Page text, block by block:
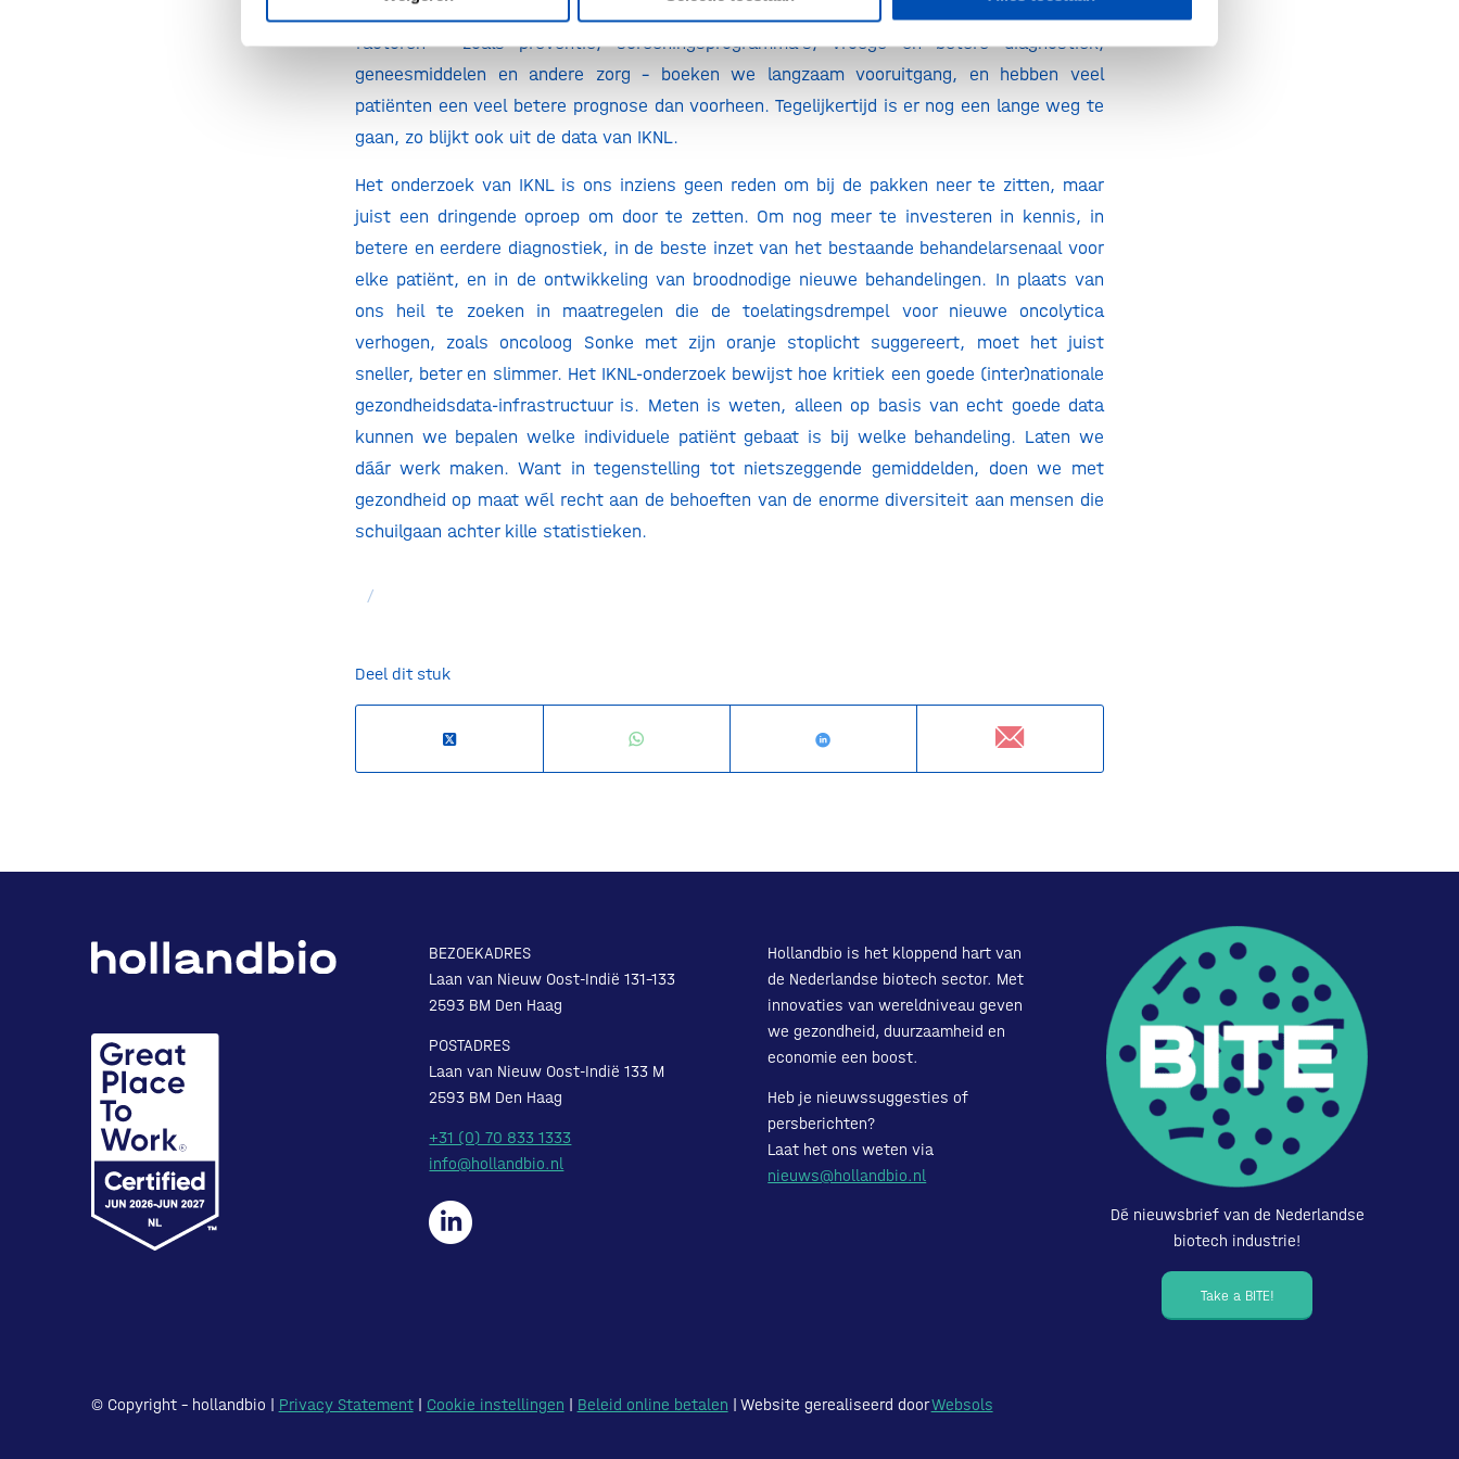
Dan ben je op de goede weg, toch? Zo is het ook met kanker. Dankzij een veelheid aan
factoren – zoals preventie, screeningsprogramma’s, vroege en betere diagnostiek,
geneesmiddelen en andere zorg – boeken we langzaam vooruitgang, en hebben veel
patiënten een veel betere prognose dan voorheen. Tegelijkertijd is er nog een lange weg te
gaan, zo blijkt ook uit de data van IKNL.
Het onderzoek van IKNL is ons inziens geen reden om bij de pakken neer te zitten, maar
juist een dringende oproep om door te zetten. Om nog meer te investeren in kennis, in
betere en eerdere diagnostiek, in de beste inzet van het bestaande behandelarsenaal voor
elke patiënt, en in de ontwikkeling van broodnodige nieuwe behandelingen. In plaats van
ons heil te zoeken in maatregelen die de toelatingsdrempel voor nieuwe oncolytica
verhogen, zoals oncoloog Sonke met zijn oranje stoplicht suggereert, moet het juist
sneller, beter en slimmer. Het IKNL-onderzoek bewijst hoe kritiek een goede (inter)nationale
gezondheidsdata-infrastructuur is. Meten is weten, alleen op basis van echt goede data
kunnen we bepalen welke individuele patiënt gebaat is bij welke behandeling. Laten we
dáár werk maken. Want in tegenstelling tot nietszeggende gemiddelden, doen we met
gezondheid op maat wél recht aan de behoeften van de enorme diversiteit aan mensen die
schuilgaan achter kille statistieken.
/
Deel dit stuk
BEZOEKADRES
Laan van Nieuw Oost-Indië 131-133
2593 BM Den Haag
POSTADRES
Laan van Nieuw Oost-Indië 133 M
2593 BM Den Haag
+31 (0) 70 833 1333
info@hollandbio.nl
Hollandbio is het kloppend hart van
de Nederlandse biotech sector. Met
innovaties van wereldniveau geven
we gezondheid, duurzaamheid en
economie een boost.
Heb je nieuwssuggesties of
persberichten?
Laat het ons weten via
nieuws@hollandbio.nl
Dé nieuwsbrief van de Nederlandse
biotech industrie!
Take a BITE!
© Copyright – hollandbio | Privacy Statement| Cookie instellingen | Beleid online betalen | Website gerealiseerd doorWebsols